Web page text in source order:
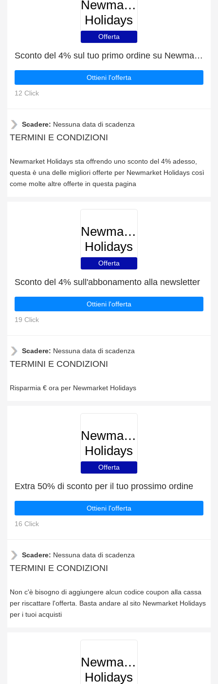
Newmarket
Holidays
Offerta
Sconto del 4% sul tuo primo ordine su Newmarket Holidays
Ottieni l'offerta
12 Click
Scadere: Nessuna data di scadenza
TERMINI E CONDIZIONI
Newmarket Holidays sta offrendo uno sconto del 4% adesso,
questa è una delle migliori offerte per Newmarket Holidays così
come molte altre offerte in questa pagina
Newmarket
Holidays
Offerta
Sconto del 4% sull'abbonamento alla newsletter
Ottieni l'offerta
19 Click
Scadere: Nessuna data di scadenza
TERMINI E CONDIZIONI
Risparmia € ora per Newmarket Holidays
Newmarket
Holidays
Offerta
Extra 50% di sconto per il tuo prossimo ordine
Ottieni l'offerta
16 Click
Scadere: Nessuna data di scadenza
TERMINI E CONDIZIONI
Non c'è bisogno di aggiungere alcun codice coupon alla cassa
per riscattare l'offerta. Basta andare al sito Newmarket Holidays
per i tuoi acquisti
Newmarket
Holidays